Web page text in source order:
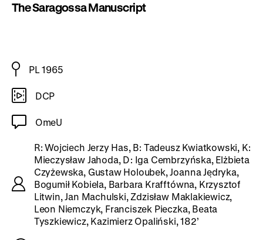
The Saragossa Manuscript
PL 1965
DCP
OmeU
R: Wojciech Jerzy Has, B: Tadeusz Kwiatkowski, K:
Mieczysław Jahoda, D: Iga Cembrzyńska, Elżbieta
Czyżewska, Gustaw Holoubek, Joanna Jędryka,
Bogumił Kobiela, Barbara Krafftówna, Krzysztof
Litwin, Jan Machulski, Zdzisław Maklakiewicz,
Leon Niemczyk, Franciszek Pieczka, Beata
Tyszkiewicz, Kazimierz Opaliński, 182’